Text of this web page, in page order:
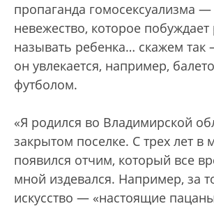
пропаганда гомосексуализма —
невежество, которое побуждает
называть ребенка… скажем так
он увлекается, например,
футболом.
«Я родился во Владимирской
закрытом поселке. С трех лет в
появился отчим, который все
мной издевался. Например, за
искусство — «настоящие